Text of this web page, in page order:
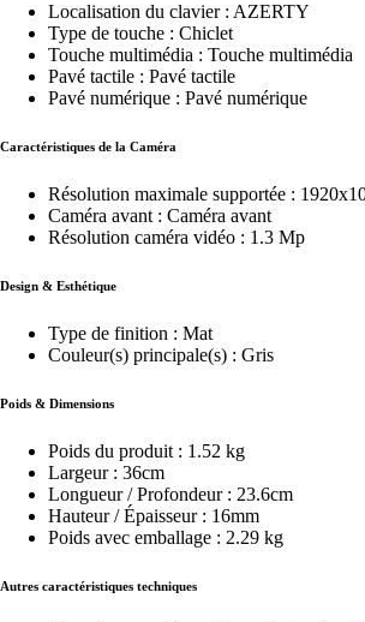
Localisation du clavier : AZERTY
Type de touche : Chiclet
Touche multimédia : Touche multimédia
Pavé tactile : Pavé tactile
Pavé numérique : Pavé numérique
Caractéristiques de la Caméra
Résolution maximale supportée :
Caméra avant : Caméra avant
Résolution caméra vidéo : 1.3 Mp
Design & Esthétique
Type de finition : Mat
Couleur(s) principale(s) : Gris
Poids & Dimensions
Poids du produit : 1.52 kg
Largeur : 36cm
Longueur / Profondeur : 23.6cm
Hauteur / Épaisseur : 16mm
Poids avec emballage : 2.29 kg
Autres caractéristiques techniques